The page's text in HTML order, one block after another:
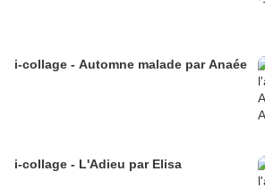
i-collage - Automne malade par Anaée
i-collage - L'Adieu par Elisa